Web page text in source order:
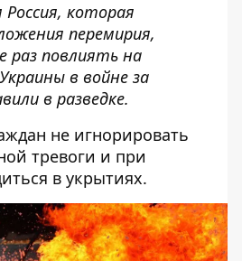
Россия, которая
перемирия,
раз повлиять на
в войне за
в разведке.
не игнорировать
тревоги и при
в укрытиях.